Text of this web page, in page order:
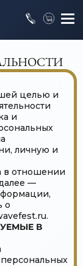
целью и
и
личную и
в отношении
—
о
В